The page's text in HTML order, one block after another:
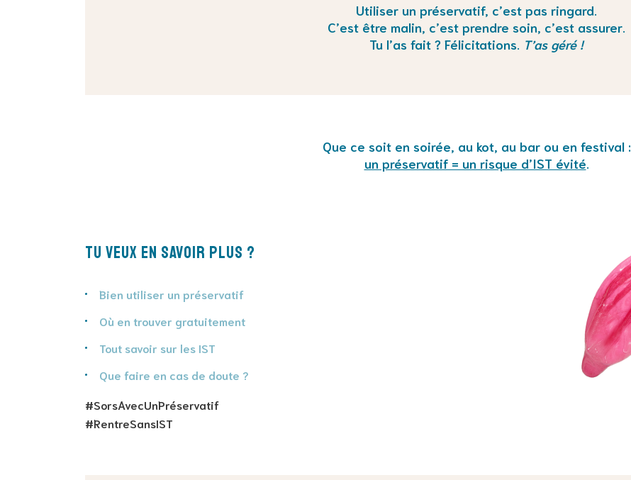
Utiliser un préservatif, c’est pas ringard.
C’est être malin, c’est prendre soin, c’est assurer.
Tu l’as fait ? Félicitations. T’as géré !
Que ce soit en soirée, au kot, au bar ou en festival :
un préservatif = un risque d’IST évité
Tu veux en savoir plus ?
Bien utiliser un préservatif
Où en trouver gratuitement
Tout savoir sur les IST
Que faire en cas de doute ?
#SorsAvecUnPréservatif
#RentreSansIST